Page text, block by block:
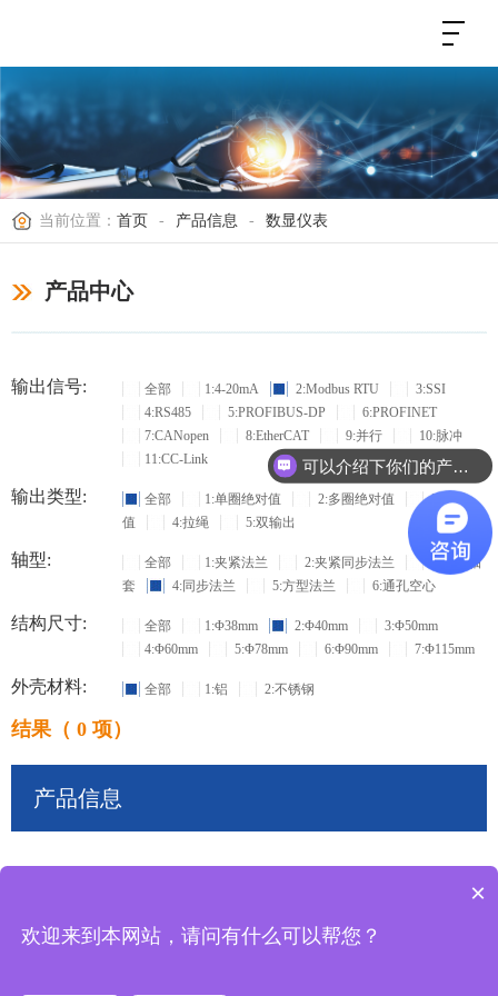
当前位置： 首页 - 产品信息 - 数显仪表
产品中心
输出信号: 全部 1:4-20mA 2:Modbus RTU
3:SSI
4:RS485
5:PROFIBUS-DP
6:PROFINET
7:CANopen
8:EtherCAT 9:并行
10:脉冲
11:CC-Link
输出类型: 全部 1:单圈绝对值 2:多圈绝对值
3:增量
值
4:拉绳 5:双输出
轴型: 全部 1:夹紧法兰 2:夹紧同步法兰
3:盲孔轴
套
4:同步法兰 5:方型法兰 6:通孔空心
结构尺寸: 全部 1:Φ38mm 2:Φ40mm
3:Φ50mm
4:Φ60mm
5:Φ78mm 6:Φ90mm 7:Φ115mm
外壳材料: 全部 1:铝 2:不锈钢
结果（ 0 项）
产品信息
可以介绍下你们的产品么？
×
欢迎来到本网站，请问有什么可以帮您？